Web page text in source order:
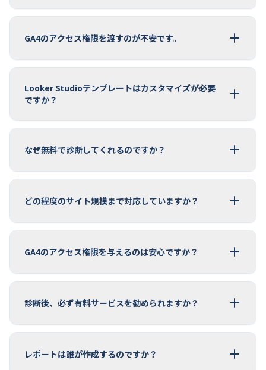
GA4のアクセス権限を渡すのが不安です。
Looker Studioテンプレートはカスタマイズが必要
ですか？
なぜ無料で診断してくれるのですか？
どの程度のサイト規模まで対応していますか？
GA4のアクセス権限を与えるのは安心ですか？
診断後、必ず有料サービスを勧められますか？
レポートは誰が作成するのですか？